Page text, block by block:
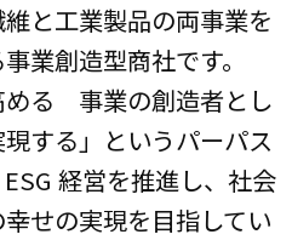
と工業製品の両事業を
業創造型商社です。
める 事業の創造者とし
する」というパーパス
ESG 経営を推進し、社会
せの実現を目指してい